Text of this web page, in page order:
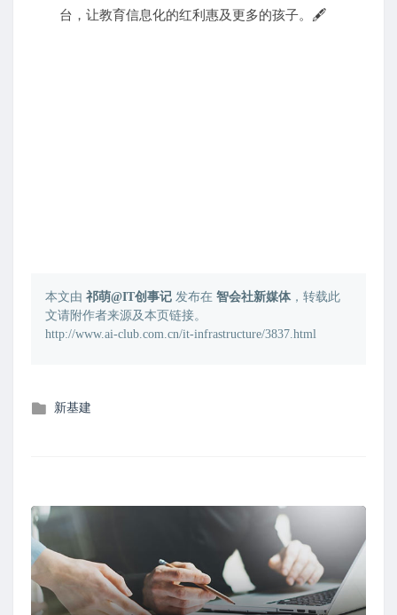
台，让教育信息化的红利惠及更多的孩子。 🖋
本文由 祁萌@IT创事记 发布在 智会社新媒体，转载此
文请附作者来源及本页链接。
http://www.ai-club.com.cn/it-infrastructure/3837.html
发
新基建